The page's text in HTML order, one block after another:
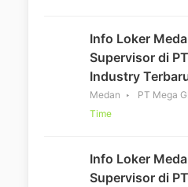
Info Loker
Supervisor di
Industry
Medan PT Mega
Time
Info Loker
Supervisor di